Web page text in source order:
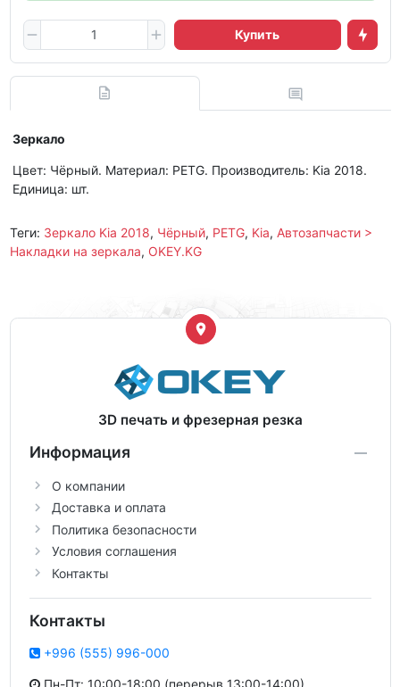
Купить
Зеркало
Цвет: Чёрный. Материал: PETG. Производитель: Kia 2018.
Единица: шт.
Теги: Зеркало Kia 2018, Чёрный, PETG, Kia, Автозапчасти >
Накладки на зеркала, OKEY.KG
3D печать и фрезерная резка
Информация
О компании
Доставка и оплата
Политика безопасности
Условия соглашения
Контакты
Контакты
+996 (555) 996-000